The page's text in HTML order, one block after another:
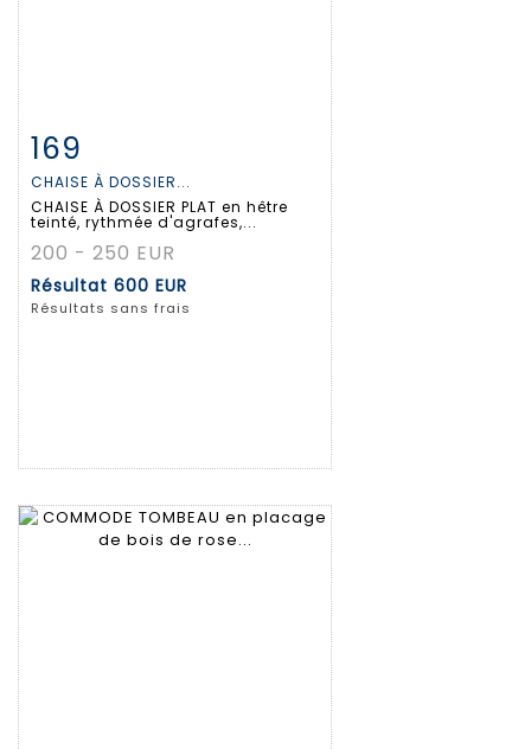
Fiche détaillée
169
CHAISE À DOSSIER...
CHAISE À DOSSIER PLAT en hêtre
teinté, rythmée d'agrafes,...
200 - 250 EUR
Résultat 600 EUR
Résultats sans frais